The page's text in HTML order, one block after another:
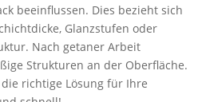
beeinflussen. Dies bezieht sich
Glanzstufen oder
Nach getaner Arbeit
Strukturen an der Oberfläche.
richtige Lösung für Ihre